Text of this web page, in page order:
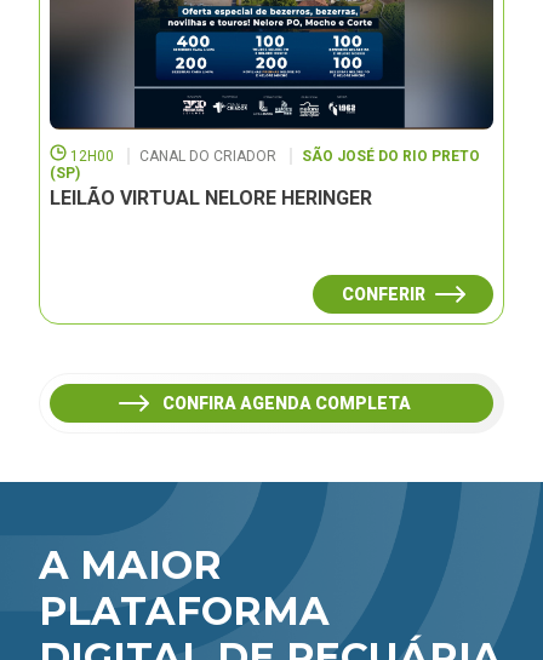
12H00 CANAL DO CRIADOR
SÃO JOSÉ DO RIO PRETO
(SP)
LEILÃO VIRTUAL NELORE HERINGER
CONFERIR
CONFIRA AGENDA COMPLETA
A MAIOR
PLATAFORMA